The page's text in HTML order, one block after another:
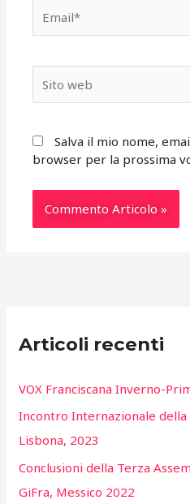
web
Salva il mio nome,
browser per la prossima
Articoli recenti
VOX Franciscana Inverno-
Incontro Internazionale della
Lisbona, 2023
Conclusioni della Terza
GiFra, Messico 2022